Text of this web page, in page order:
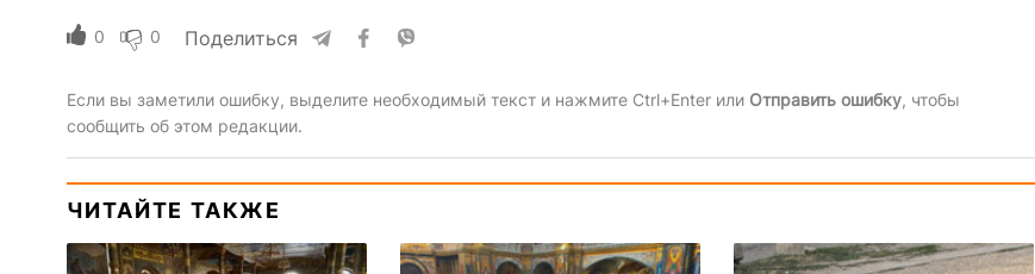
0 0 Поделиться
Если вы заметили ошибку, выделите необходимый текст и нажмите Ctrl+Enter или Отправить ошибку, чтобы
сообщить об этом редакции.
ЧИТАЙТЕ ТАКЖЕ